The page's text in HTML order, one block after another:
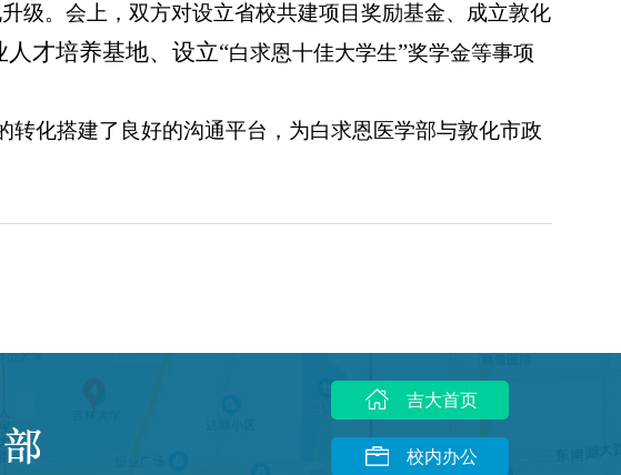
级。会上，双方对设立省校共建项目奖励基金、成立敦化
才培养基地、设立“白求恩十佳大学生”奖学金等事项
化搭建了良好的沟通平台，为白求恩医学部与敦化市政
吉大首页
校内办公